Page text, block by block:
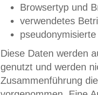
Browsertyp und
verwendetes
Diese Daten werden
genutzt und werden
Zusammenführung